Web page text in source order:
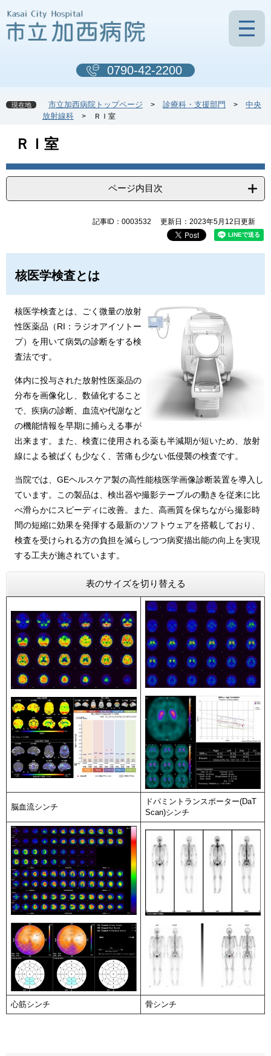
ー
ジ
。
ニ
ュ
て
0790-42-2200
現在地 市立加西病院トップページ > 診療科・支援部門 >
中央
放射線科
> ＲＩ室
ＲＩ室
ページ内目次
記事ID：0003532 更新日：2023年5月12日更新
核医学検査とは
核医学検査とは、ごく微量の放射
性医薬品（RI：ラジオアイソトー
プ）を用いて病気の診断をする検
査法です。
体内に投与された放射性医薬品の
分布を画像化し、数値化すること
で、疾病の診断、血流や代謝など
の機能情報を早期に捕らえる事が
出来ます。また、検査に使用される薬も半減期が短いため、放射
線による被ばくも少なく、苦痛も少ない低侵襲の検査です。
当院では、GEヘルスケア製の高性能核医学画像診断装置を導入し
ています。この製品は、検出器や撮影テーブルの動きを従来に比
べ滑らかにスピーディに改善。また、高画質を保ちながら撮影時
間の短縮に効果を発揮する最新のソフトウェアを搭載しており、
検査を受けられる方の負担を減らしつつ病変描出能の向上を実現
する工夫が施されています。
表のサイズを切り替える
脳血流シンチ
ドパミントランスポーター(DaT
Scan)シンチ
心筋シンチ 骨シンチ